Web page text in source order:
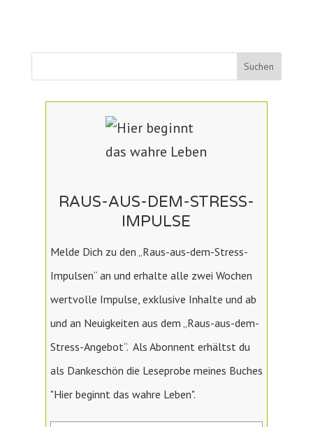
RAUS-AUS-DEM-STRESS-
IMPULSE
Melde Dich zu den „Raus-aus-dem-Stress-
Impulsen“ an und erhalte alle zwei Wochen
wertvolle Impulse, exklusive Inhalte und ab
und an Neuigkeiten aus dem „Raus-aus-dem-
Stress-Angebot“. Als Abonnent erhältst du
als Dankeschön die Leseprobe meines Buches
"Hier beginnt das wahre Leben".